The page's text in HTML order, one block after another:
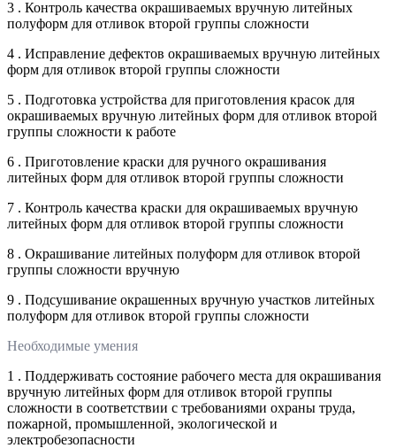
3 . Контроль качества окрашиваемых вручную литейных
полуформ для отливок второй группы сложности
4 . Исправление дефектов окрашиваемых вручную литейных
форм для отливок второй группы сложности
5 . Подготовка устройства для приготовления красок для
окрашиваемых вручную литейных форм для отливок второй
группы сложности к работе
6 . Приготовление краски для ручного окрашивания
литейных форм для отливок второй группы сложности
7 . Контроль качества краски для окрашиваемых вручную
литейных форм для отливок второй группы сложности
8 . Окрашивание литейных полуформ для отливок второй
группы сложности вручную
9 . Подсушивание окрашенных вручную участков литейных
полуформ для отливок второй группы сложности
Необходимые умения
1 . Поддерживать состояние рабочего места для окрашивания
вручную литейных форм для отливок второй группы
сложности в соответствии с требованиями охраны труда,
пожарной, промышленной, экологической и
электробезопасности